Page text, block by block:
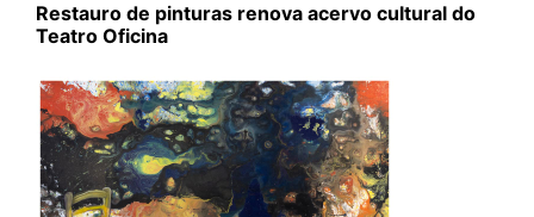
Restauro de pinturas renova acervo cultural do
Teatro Oficina